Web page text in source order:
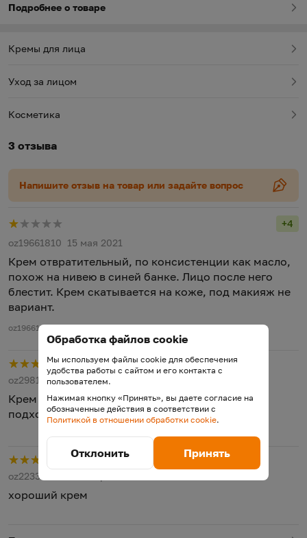
Подробнее о товаре
Кремы для лица
Уход за лицом
Косметика
3 отзыва
Напишите отзыв на товар или задайте вопрос
+4
oz19661810 15 мая 2021
Крем отвратительный, по консистенции как масло,
похож на нивею в синей банке. Лицо после него
блестит. Крем скатывается на коже, под макияж не
вариант.
oz19661810 редактировала отзыв 15 мая 2021
oz29813368 21 мая 2024
Крем хороший, для жирной проблемной кожи
подходит. Пользуюсь уже давно.
oz22332108
хороший крем
Обработка файлов cookie
Мы используем файлы cookie для обеспечения
удобства работы с сайтом и его контакта с
пользователем.
Нажимая кнопку «Принять», вы даете согласие на
обозначенные действия в соответствии с
Политикой в отношении обработки cookie.
Отклонить Принять